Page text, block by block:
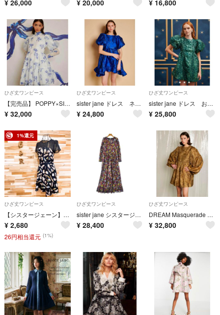
¥ 26,000 ¥ 20,000 ¥ 16,800
ひざ丈ワンピース
【完売品】 POPPY×SISTER JANE コラボ リボン ワンピース
¥ 32,000
ひざ丈ワンピース
sister jane ドレス ネービー お呼ばれドレス新品 2026SS
¥ 24,800
ひざ丈ワンピース
sister jane ドレス お呼ばれドレス 結婚2次会ドレスグリーン 新品
¥ 25,800
1%還元
ひざ丈ワンピース
【シスタージェーン】シアー ショルダー フェザー プリント ワンピース S 黒
¥ 2,680
26円相当還元 (1%)
ひざ丈ワンピース
sister jane シスタージェーン ワンピース S 黒 【古着】【中古】【送料無料】
¥ 28,400
ひざ丈ワンピース
DREAM Masquerade Jacquard Mini Dress
¥ 32,800